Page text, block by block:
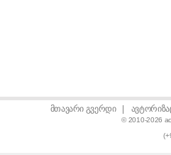
მთავარი გვერდი|
© 2010-2026